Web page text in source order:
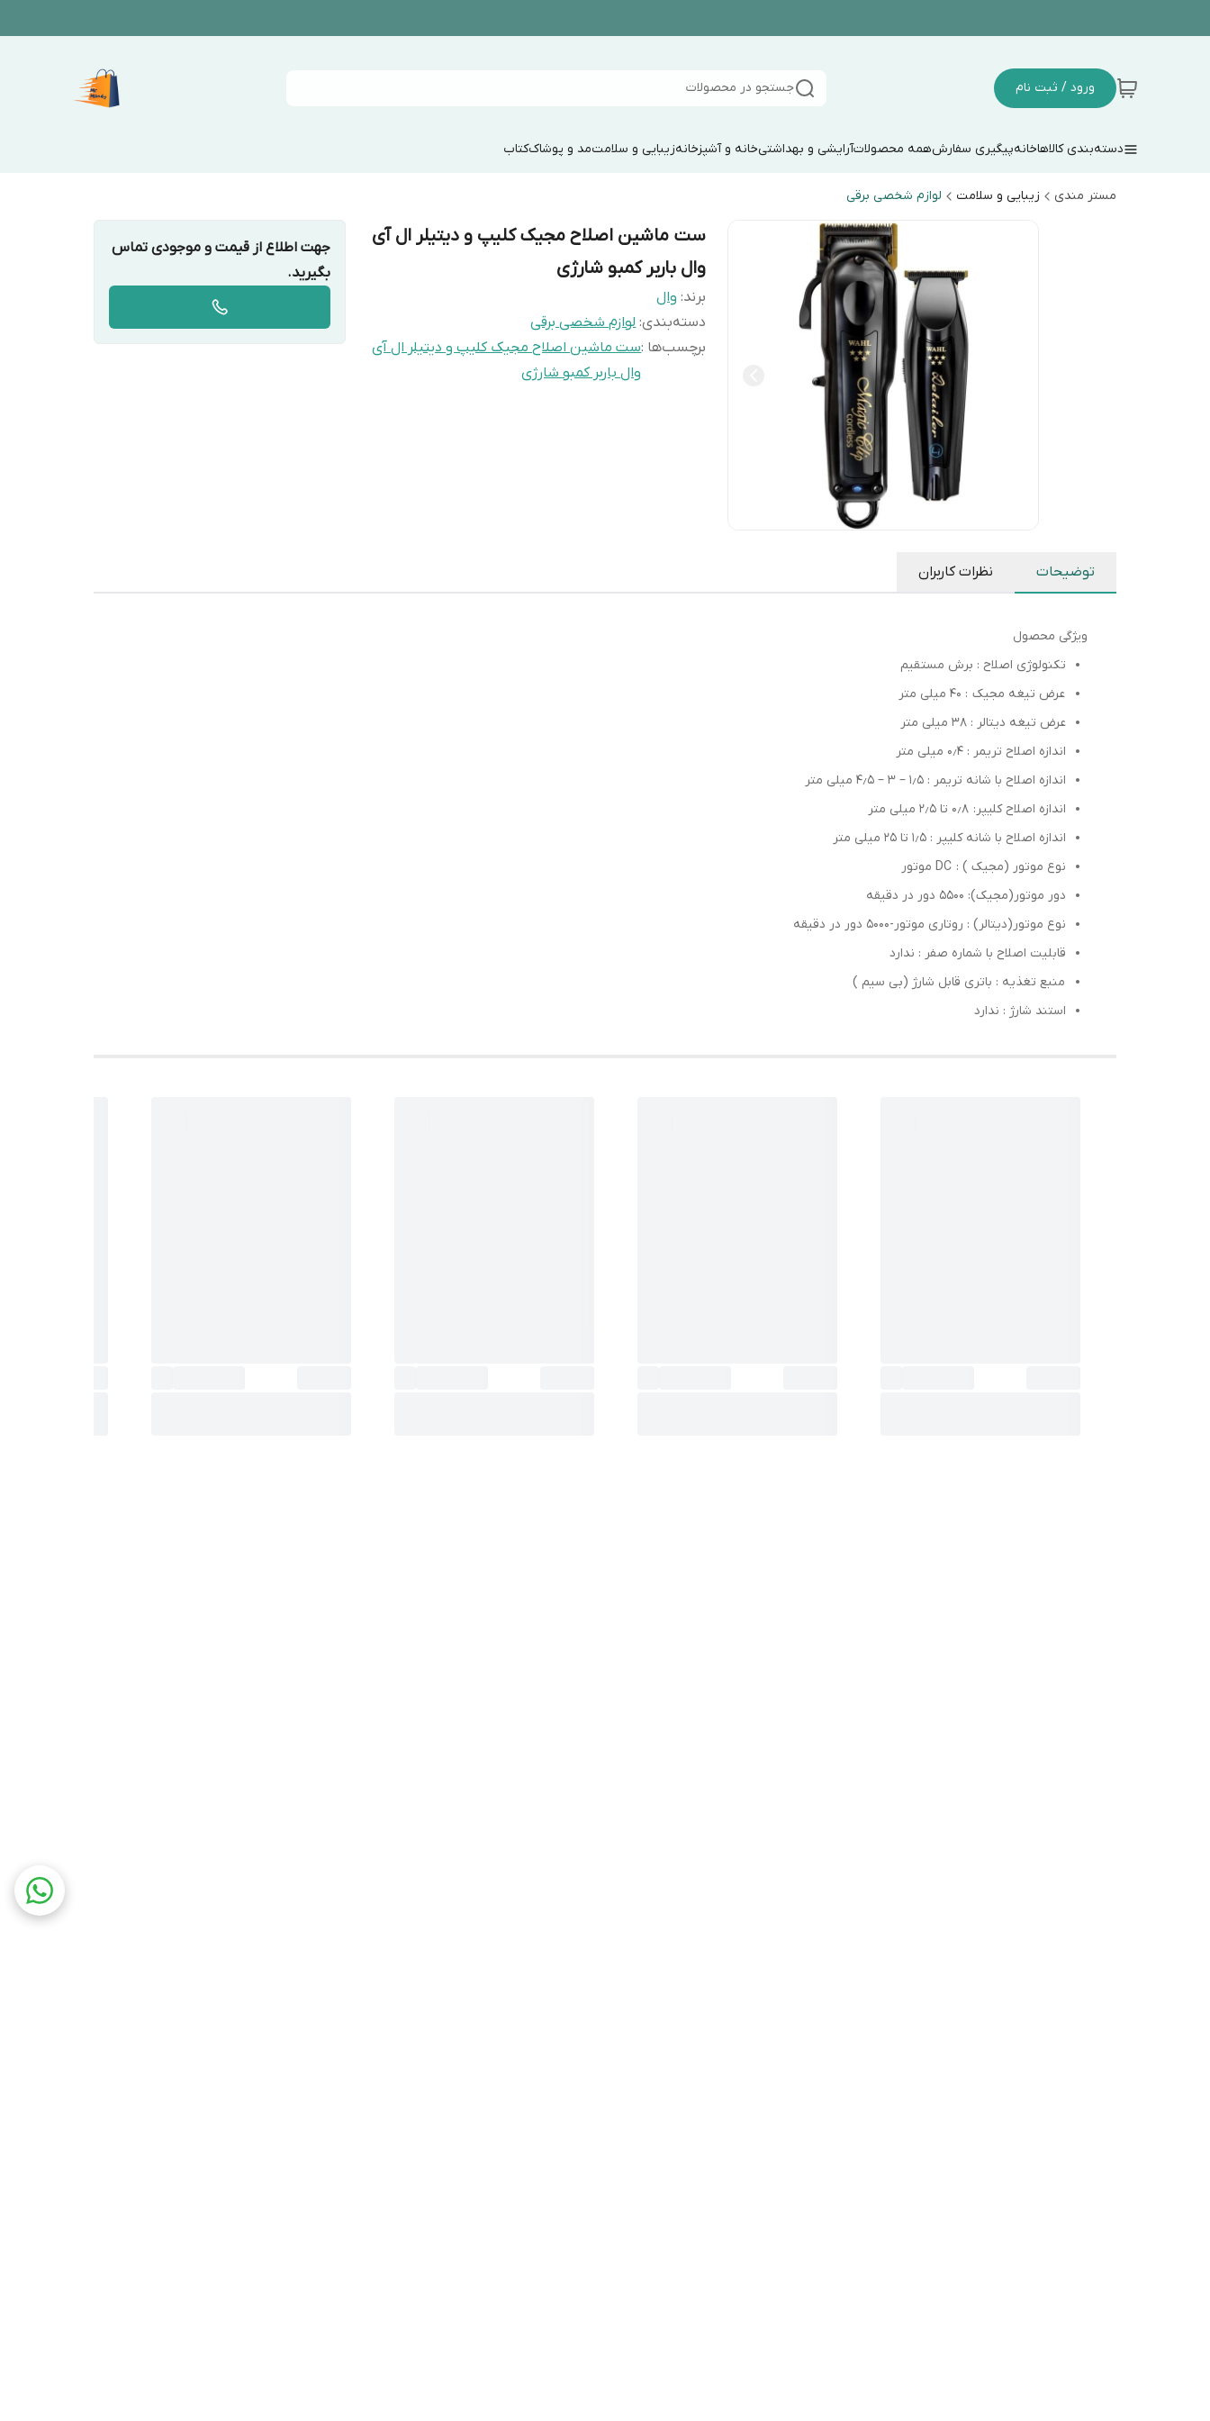
ورود / ثبت نام جستجو در محصولات
دسته‌بندی کالاهاخانهپیگیری سفارشهمه محصولاتآرایشی و بهداشتیخانه و آشپزخانهزیبایی و سلامتمد و پوشاککتاب
مستر مندی زیبایی و سلامت لوازم شخصی برقی
ست ماشین اصلاح مجیک کلیپ و دیتیلر ال آی
وال باربر کمبو شارژی
برند: وال
دسته‌بندی:لوازم شخصی برقی
برچسب‌ها :ست ماشین اصلاح مجیک کلیپ و دیتیلر ال آی
وال باربر کمبو شارژی
جهت اطلاع از قیمت و موجودی تماس
بگیرید.
توضیحات نظرات کاربران
ویژگی محصول
تکنولوژی اصلاح : برش مستقیم
عرض تیغه مجیک : ۴۰ میلی متر
عرض تیغه دیتالر : 38 میلی متر
اندازه اصلاح تریمر : ۰٫۴ میلی متر
اندازه اصلاح با شانه تریمر : ۱٫۵ – ۳ – ۴٫۵ میلی متر
اندازه اصلاح کلیپر: ۰٫۸ تا ۲٫۵ میلی متر
اندازه اصلاح با شانه کلیپر : ۱٫۵ تا ۲۵ میلی متر
نوع موتور (مجیک ) : DC موتور
دور موتور(مجیک): 5500 دور در دقیقه
نوع موتور(دیتالر) : روتاری موتور-5000 دور در دقیقه
قابلیت اصلاح با شماره صفر : ندارد
منبع تغذیه : باتری قابل شارژ (بی سیم )
استند شارژ : ندارد